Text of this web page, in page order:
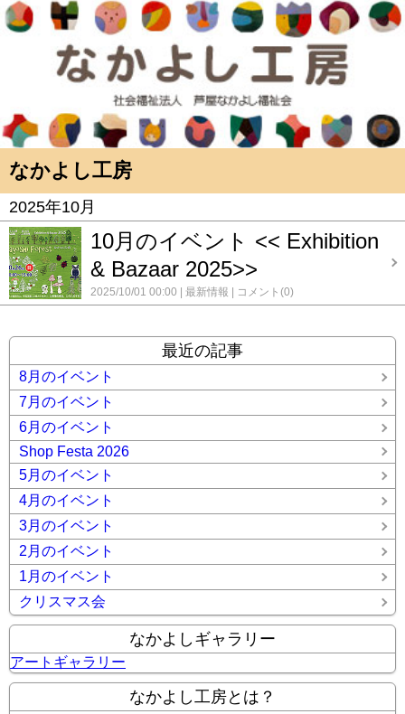
なかよし工房
2025年10月
10月のイベント << Exhibition
& Bazaar 2025>>
2025/10/01 00:00 最新情報 コメント(0)
最近の記事
8月のイベント
7月のイベント
6月のイベント
Shop Festa 2026
5月のイベント
4月のイベント
3月のイベント
2月のイベント
1月のイベント
クリスマス会
なかよしギャラリー
アートギャラリー
なかよし工房とは？